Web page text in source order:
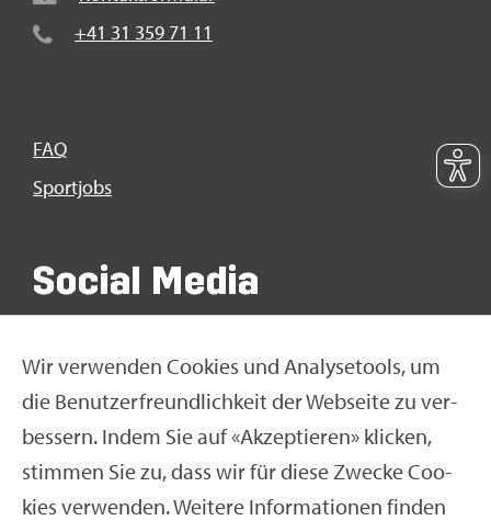
Wir ver­wen­den Coo­kies und Ana­ly­se­tools, um
die Be­nut­zer­freund­lich­keit der Web­sei­te zu ver­
bes­sern. Indem Sie auf «Ak­zep­tie­ren» kli­cken,
stim­men Sie zu, dass wir für diese Zwe­cke Coo­
kies ver­wen­den. Wei­te­re In­for­ma­tio­nen fin­den
+41 31 359 71 11
FAQ
Sport­jobs
So­ci­al Media